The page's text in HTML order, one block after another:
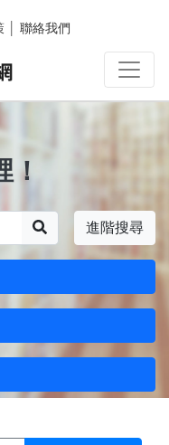
聯絡我們
進階搜尋
面